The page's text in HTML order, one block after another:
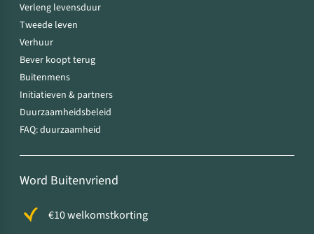
Verleng levensduur
Tweede leven
Verhuur
Bever koopt terug
Buitenmens
Initiatieven & partners
Duurzaamheidsbeleid
FAQ: duurzaamheid
Word Buitenvriend
€10 welkomstkorting